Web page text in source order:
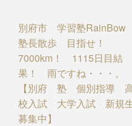
Post
navigation
別府市 学習塾RainBow
塾長散歩 目指せ！
7000km！ 1115日目結
果！ 雨ですね・・・。
【別府 塾 個別指導
校入試 大学入試 新規
募集中】